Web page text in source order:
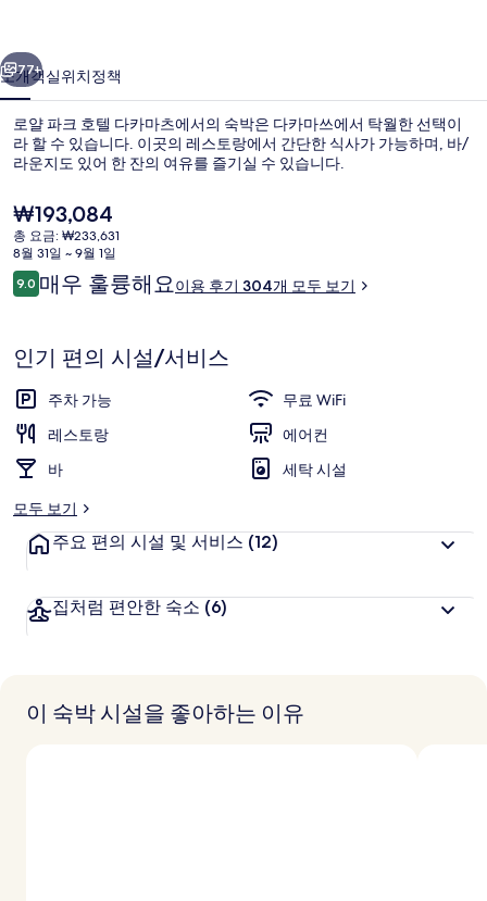
카
마
츠
의
사
진
갤
리
77+
소개객실위치정책
로얄 파크 호텔 다카마츠에서의 숙박은 다카마쓰에서 탁월한 선택이
라 할 수 있습니다. 이곳의 레스토랑에서 간단한 식사가 가능하며, 바/
라운지도 있어 한 잔의 여유를 즐기실 수 있습니다.
현
재
가
격
은
₩193,084
총 요금: ₩233,631
8월 31일 ~ 9월 1일
이
용
기
9.010점 만점 중 9.0점.
매우 훌륭해요이용 후기 304개 모두 보기
인기 편의 시설/서비스
주차 가능
무료 WiFi
레스토랑
에어컨
바
세탁 시설
모두 보기
주요 편의 시설 및 서비스 (12)
집처럼 편안한 숙소 (6)
이 숙박 시설을 좋아하는 이유